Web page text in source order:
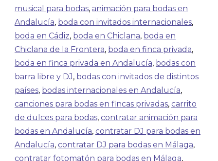
musical para bodas, animación para bodas en
Andalucía, boda con invitados internacionales,
boda en Cádiz, boda en Chiclana, boda en
Chiclana de la Frontera, boda en finca privada,
boda en finca privada en Andalucía, bodas con
barra libre y DJ, bodas con invitados de distintos
países, bodas internacionales en Andalucía,
canciones para bodas en fincas privadas, carrito
de dulces para bodas, contratar animación para
bodas en Andalucía, contratar DJ para bodas en
Andalucía, contratar DJ para bodas en Málaga,
contratar fotomatón para bodas en Málaga,